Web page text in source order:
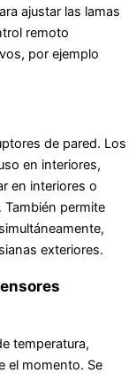
ajustar las lamas
remoto
por ejemplo
de pared. Los
en interiores,
en interiores o
. También permite
exteriores.
temperatura,
el momento. Se